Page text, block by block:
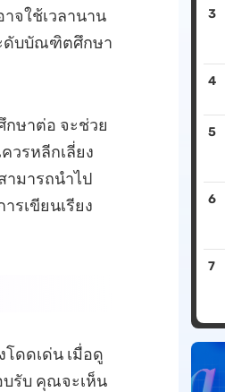
จใช้เวลานาน
ดับบัณฑิตศึกษา
กษาต่อ จะช่วย
รหลีกเลี่ยง
ามารถนำไป
รเขียนเรียง
ดดเด่น เมื่อดู
รับ คุณจะเห็น